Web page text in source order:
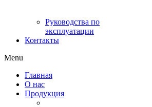
Руководства по
эксплуатации
Контакты
Menu
Главная
О нас
Продукция